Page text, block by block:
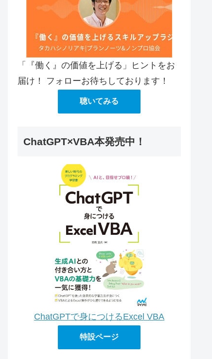
「『働く』の価値を上げる」ヒントをお
届け！ フォローお待ちしております！
聴いてみる
ChatGPT×VBA本発売中！
ChatGPTで身につけるExcel VBA
特設ページ